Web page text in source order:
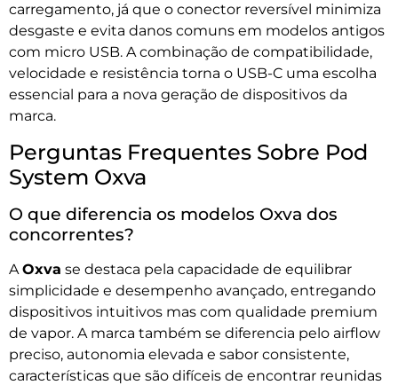
carregamento, já que o conector reversível minimiza
desgaste e evita danos comuns em modelos antigos
com micro USB. A combinação de compatibilidade,
velocidade e resistência torna o USB-C uma escolha
essencial para a nova geração de dispositivos da
marca.
Perguntas Frequentes Sobre Pod
System Oxva
O que diferencia os modelos Oxva dos
concorrentes?
A Oxva se destaca pela capacidade de equilibrar
simplicidade e desempenho avançado, entregando
dispositivos intuitivos mas com qualidade premium
de vapor. A marca também se diferencia pelo airflow
preciso, autonomia elevada e sabor consistente,
características que são difíceis de encontrar reunidas